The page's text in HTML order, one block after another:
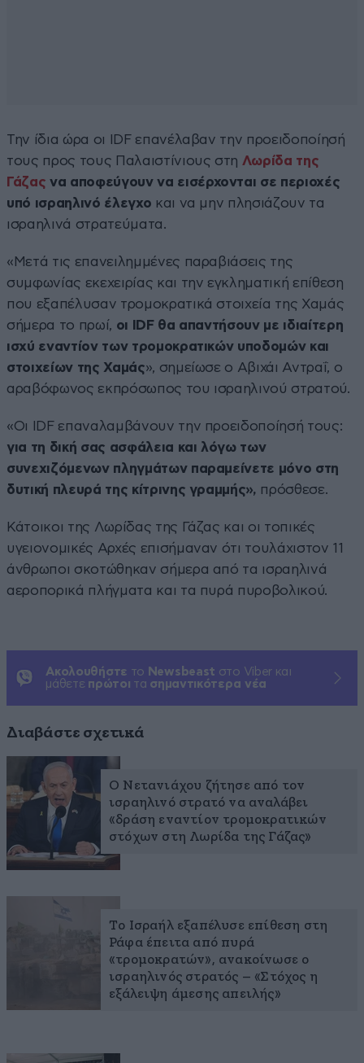
Την ίδια ώρα οι IDF επανέλαβαν την προειδοποίησή
τους προς τους Παλαιστίνιους στη Λωρίδα της
Γάζας να αποφεύγουν να εισέρχονται σε περιοχές
υπό ισραηλινό έλεγχο και να μην πλησιάζουν τα
ισραηλινά στρατεύματα.
«Μετά τις επανειλημμένες παραβιάσεις της
συμφωνίας εκεχειρίας και την εγκληματική επίθεση
που εξαπέλυσαν τρομοκρατικά στοιχεία της Χαμάς
σήμερα το πρωί, οι IDF θα απαντήσουν με ιδιαίτερη
ισχύ εναντίον των τρομοκρατικών υποδομών και
στοιχείων της Χαμάς», σημείωσε ο Αβιχάι Αντραΐ, ο
αραβόφωνος εκπρόσωπος του ισραηλινού στρατού.
«Οι IDF επαναλαμβάνουν την προειδοποίησή τους:
για τη δική σας ασφάλεια και λόγω των
συνεχιζόμενων πληγμάτων παραμείνετε μόνο στη
δυτική πλευρά της κίτρινης γραμμής», πρόσθεσε.
Κάτοικοι της Λωρίδας της Γάζας και οι τοπικές
υγειονομικές Αρχές επισήμαναν ότι τουλάχιστον 11
άνθρωποι σκοτώθηκαν σήμερα από τα ισραηλινά
αεροπορικά πλήγματα και τα πυρά πυροβολικού.
Ακολουθήστε το Newsbeast στο Viber και
μάθετε πρώτοι τα σημαντικότερα νέα
Διαβάστε σχετικά
Ο Νετανιάχου ζήτησε από τον
ισραηλινό στρατό να αναλάβει
«δράση εναντίον τρομοκρατικών
στόχων στη Λωρίδα της Γάζας»
Το Ισραήλ εξαπέλυσε επίθεση στη
Ράφα έπειτα από πυρά
«τρομοκρατών», ανακοίνωσε ο
ισραηλινός στρατός – «Στόχος η
εξάλειψη άμεσης απειλής»